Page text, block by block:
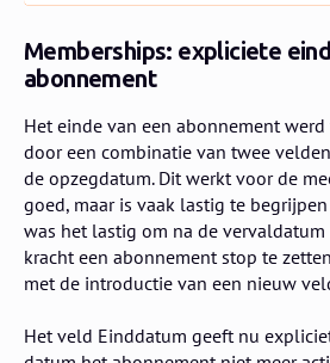
Memberships: expliciete
abonnement
Het einde van een abonnement
door een combinatie van twee
de opzegdatum. Dit werkt voor de
goed, maar is vaak lastig te
was het lastig om na de
kracht een abonnement stop te
met de introductie van een nieuw
Het veld Einddatum geeft nu